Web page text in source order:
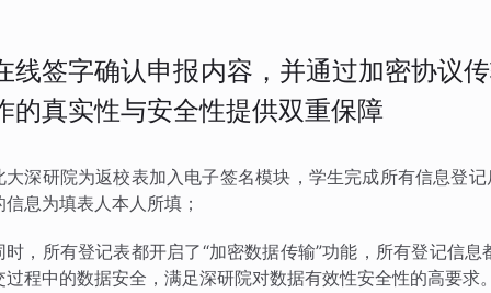
线签字确认申报内容，并通过加密协议
的真实性与安全性提供双重保障
大深研院为返校表加入电子签名模块，学生完成所有信息登
信息为填表人本人所填；
时，所有登记表都开启了“加密数据传输”功能，所有登记信
过程中的数据安全，满足深研院对数据有效性安全性的高要求